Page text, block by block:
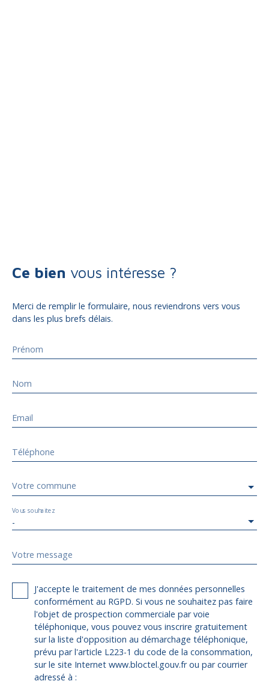
Ce bien vous intéresse ?
Merci de remplir le formulaire, nous reviendrons vers vous
dans les plus brefs délais.
Prénom
Nom
Email
Téléphone
Votre commune
-
Vous souhaitez
Votre message
J'accepte le traitement de mes données personnelles
conformément au RGPD. Si vous ne souhaitez pas faire
l'objet de prospection commerciale par voie
téléphonique, vous pouvez vous inscrire gratuitement
sur la liste d'opposition au démarchage téléphonique,
prévu par l'article L223-1 du code de la consommation,
sur le site Internet www.bloctel.gouv.fr ou par courrier
adressé à :